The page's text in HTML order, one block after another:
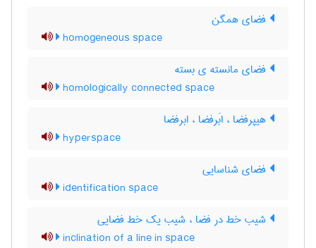
فضای همگن
homogeneous space
فضای مانسته ی بسته
homologically connected space
هیپرفضا ، ابَرفضا ، ابرفضا
hyperspace
فضای شناسایی
identification space
شیب خط در فضا ، شیب یک خط فضایی
inclination of a line in space